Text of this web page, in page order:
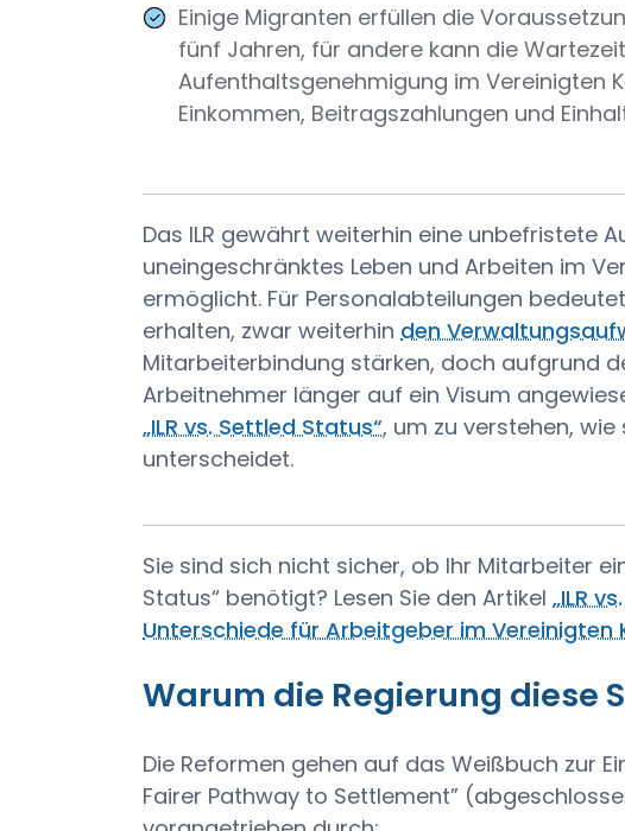
Einige Migranten erfüllen die
fünf Jahren, für andere kann die
Aufenthaltsgenehmigung im Vereinigten
Einkommen, Beitragszahlungen und
Das ILR gewährt weiterhin eine unbefristete
uneingeschränktes Leben und Arbeiten im
ermöglicht. Für Personalabteilungen
erhalten, zwar weiterhinden
Mitarbeiterbindung stärken, doch aufgrund
Arbeitnehmer länger auf ein Visum
„ILR vs. Settled Status“, um zu verstehen,
unterscheidet.
Sie sind sich nicht sicher, ob Ihr Mitarbeiter
Status“ benötigt? Lesen Sie den Artikel„ILR
Unterschiede für Arbeitgeber im Vereinigten
Warum die Regierung diese
Die Reformen gehen auf das Weißbuch zur
Fairer Pathway to Settlement”